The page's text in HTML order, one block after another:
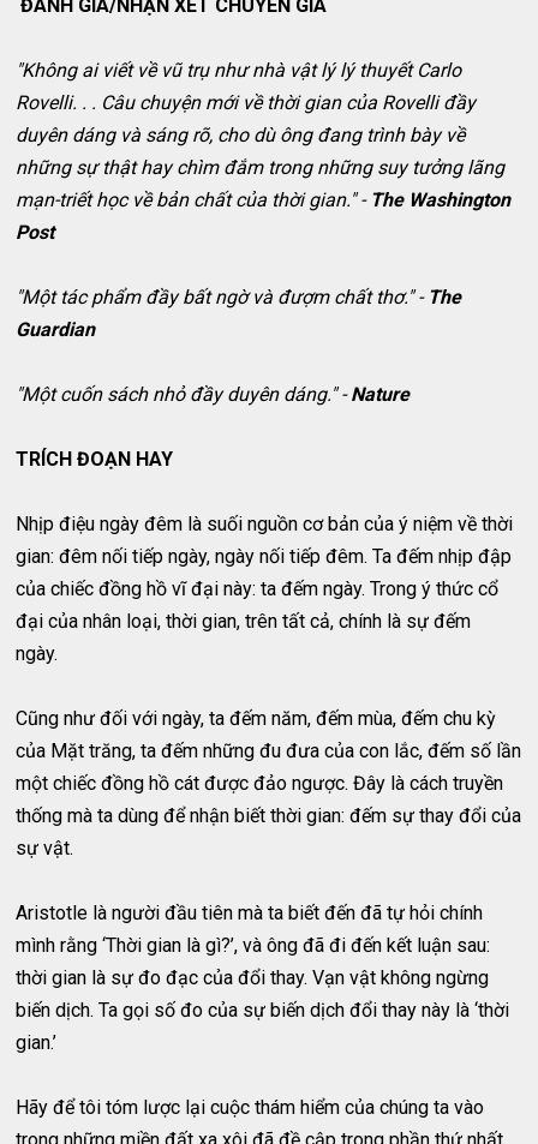
ĐÁNH GIÁ/NHẬN XÉT CHUYÊN GIA
"Không ai viết về vũ trụ như nhà vật lý lý thuyết Carlo
Rovelli. . . Câu chuyện mới về thời gian của Rovelli đầy
duyên dáng và sáng rõ, cho dù ông đang trình bày về
những sự thật hay chìm đắm trong những suy tưởng lãng
mạn-triết học về bản chất của thời gian." - The Washington
Post
"Một tác phẩm đầy bất ngờ và đượm chất thơ." - The
Guardian
"Một cuốn sách nhỏ đầy duyên dáng." -Nature
TRÍCH ĐOẠN HAY
Nhịp điệu ngày đêm là suối nguồn cơ bản của ý niệm về thời
gian: đêm nối tiếp ngày, ngày nối tiếp đêm. Ta đếm nhịp đập
của chiếc đồng hồ vĩ đại này: ta đếm ngày. Trong ý thức cổ
đại của nhân loại, thời gian, trên tất cả, chính là sự đếm
ngày.
Cũng như đối với ngày, ta đếm năm, đếm mùa, đếm chu kỳ
của Mặt trăng, ta đếm những đu đưa của con lắc, đếm số lần
một chiếc đồng hồ cát được đảo ngược. Đây là cách truyền
thống mà ta dùng để nhận biết thời gian: đếm sự thay đổi của
sự vật.
Aristotle là người đầu tiên mà ta biết đến đã tự hỏi chính
mình rằng ‘Thời gian là gì?’, và ông đã đi đến kết luận sau:
thời gian là sự đo đạc của đổi thay. Vạn vật không ngừng
biến dịch. Ta gọi số đo của sự biến dịch đổi thay này là ‘thời
gian.’
Hãy để tôi tóm lược lại cuộc thám hiểm của chúng ta vào